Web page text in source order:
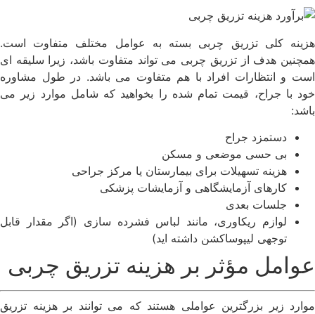
هزینه کلی تزریق چربی بسته به عوامل مختلف متفاوت است.
همچنین هدف از تزریق چربی می تواند متفاوت باشد، زیرا سلیقه ای
است و انتظارات افراد با هم متفاوت می باشد. در طول مشاوره
خود با جراح، قیمت تمام شده را بخواهید که شامل موارد زیر می
باشد:
دستمزد جراح
بی حسی موضعی و مسکن
هزینه تسهیلات برای بیمارستان یا مرکز جراحی
کارهای آزمایشگاهی و آزمایشات پزشکی
جلسات بعدی
لوازم ریکاوری، مانند لباس فشرده سازی (اگر مقدار قابل
توجهی لیپوساکشن داشته اید)
عوامل مؤثر بر هزینه تزریق چربی
موارد زیر بزرگترین عواملی هستند که می توانند بر هزینه تزریق